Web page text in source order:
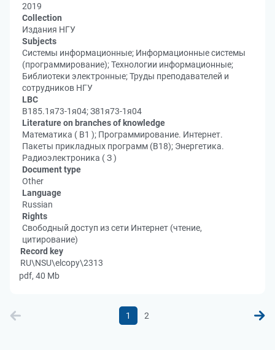
2019
Collection
Издания НГУ
Subjects
Системы информационные; Информационные системы
(программирование); Технологии информационные;
Библиотеки электронные; Труды преподавателей и
сотрудников НГУ
LBC
В185.1я73-1я04; З81я73-1я04
Literature on branches of knowledge
Математика ( В1 ); Программирование. Интернет.
Пакеты прикладных программ (В18); Энергетика.
Радиоэлектроника ( З )
Document type
Other
Language
Russian
Rights
Свободный доступ из сети Интернет (чтение,
цитирование)
Record key
RU\NSU\elcopy\2313
pdf, 40 Mb
1 2